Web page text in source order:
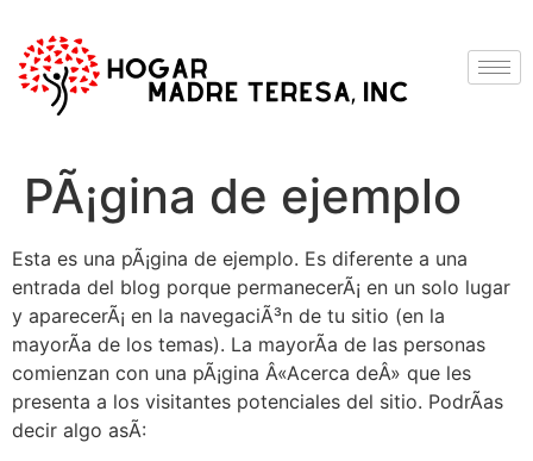
PÃ¡gina de ejemplo
Esta es una pÃ¡gina de ejemplo. Es diferente a una
entrada del blog porque permanecerÃ¡ en un solo lugar
y aparecerÃ¡ en la navegaciÃ³n de tu sitio (en la
mayorÃ­a de los temas). La mayorÃ­a de las personas
comienzan con una pÃ¡gina Â«Acerca deÂ» que les
presenta a los visitantes potenciales del sitio. PodrÃ­as
decir algo asÃ­: